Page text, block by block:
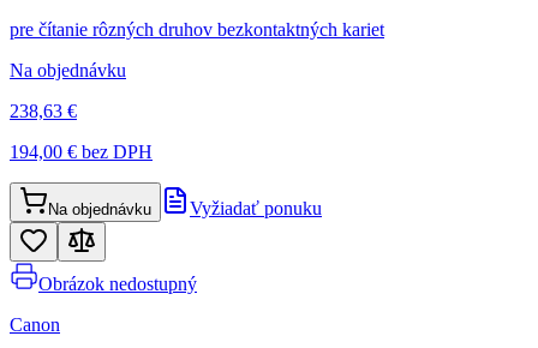
pre čítanie rôzných druhov bezkontaktných kariet
Na objednávku
238,63 €
194,00 € bez DPH
Na objednávku Vyžiadať ponuku
Obrázok nedostupný
Canon